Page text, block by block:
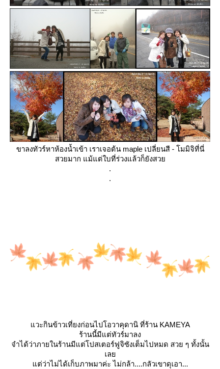
ขาลงทัวร์หาห้องน้ำเข้า เราเจอต้น maple เปลี่ยนสี - โมมิจิที่นี่
สวยมาก แม้แต่ใบที่ร่วงแล้วก็ยังสว
.
.
วะกินข้าวเที่ยงก่อนไปโอวาคุดานิ ที่ร้าน KAMEYA
ร้านนี้มีแต่ทัวร์มาลง
จำได้ว่าภายในร้านมีแต่โปสเตอร์ฟูจิซังเต็มไปหมด สวย ๆ ทั้งนั้น
เล
ต่ว่าไม่ได้เก็บภาพมาค่ะ ไม่กล้า....กลัวเขาดุเอา...